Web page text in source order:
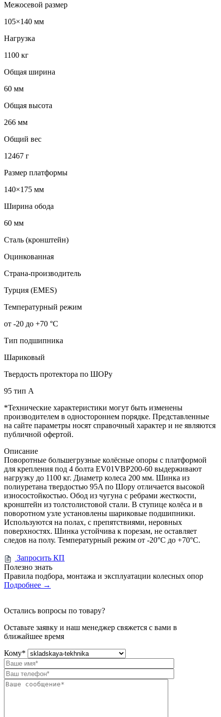
Межосевой размер
105×140 мм
Нагрузка
1100 кг
Общая ширина
60 мм
Общая высота
266 мм
Общий вес
12467 г
Размер платформы
140×175 мм
Ширина обода
60 мм
Сталь (кронштейн)
Оцинкованная
Страна-производитель
Турция (EMES)
Температурный режим
от -20 до +70 °С
Тип подшипника
Шариковый
Твердость протектора по ШОРу
95 тип А
*Технические характеристики могут быть изменены
производителем в одностороннем порядке. Представленные
на сайте параметры носят справочный характер и не являются
публичной офертой.
Описание
Поворотные большегрузные колёсные опоры с платформой
для крепления под 4 болта EV01VBP200-60 выдерживают
нагрузку до 1100 кг. Диаметр колеса 200 мм. Шинка из
полиуретана твердостью 95A по Шору отличается высокой
износостойкостью. Обод из чугуна с ребрами жесткости,
кронштейн из толстолистовой стали. В ступице колёса и в
поворотном узле установлены шариковые подшипники.
Используются на полах, с препятствиями, неровных
поверхностях. Шинка устойчива к порезам, не оставляет
следов на полу. Температурный режим от -20°С до +70°С.
Запросить КП
Полезно знать
Правила подбора, монтажа и эксплуатации колесных опор
Подробнее →
Остались вопросы по товару?
Оставьте заявку и наш менеджер свяжется с вами в
ближайшее время
Кому*